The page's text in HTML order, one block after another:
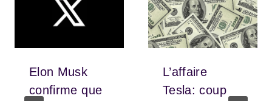
Elon Musk
confirme que
L’affaire
Tesla: coup